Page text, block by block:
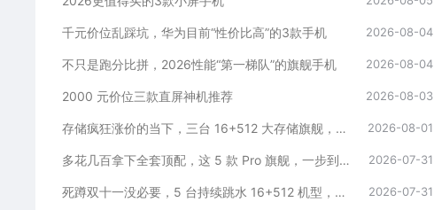
千元价位乱踩坑，华为目前“性价比高”的3款手机 2026-08-04
不只是跑分比拼，2026性能“第一梯队”的旗舰手机 2026-08-04
2000 元价位三款直屏神机推荐 2026-08-03
存储疯狂涨价的当下，三台 16+512 大存储旗舰，一步告别清内存内耗 2026-08-01
多花几百拿下全套顶配，这 5 款 Pro 旗舰，一步到位用好多年 2026-07-31
死蹲双十一没必要，5 台持续跳水 16+512 机型，一步稳用五年 2026-07-31